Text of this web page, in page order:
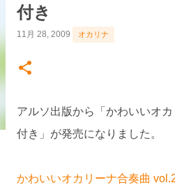
付き
11月 28, 2009 オカリナ
アルソ出版から「かわいいオ
付き」が発売になりました。
かわいいオカリーナ合奏曲